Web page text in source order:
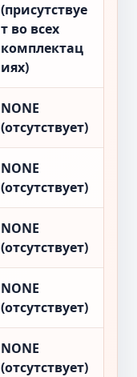
(присутствуе
т во всех
комплектац
иях)
NONE
(отсутствует)
NONE
(отсутствует)
NONE
(отсутствует)
NONE
(отсутствует)
NONE
(отсутствует)